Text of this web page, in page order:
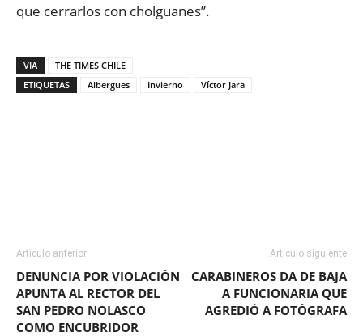
que cerrarlos con cholguanes”.
VIA
THE TIMES CHILE
ETIQUETAS
Albergues Invierno Víctor Jara
Artículo anterior
DENUNCIA POR VIOLACIÓN
APUNTA AL RECTOR DEL
SAN PEDRO NOLASCO
COMO ENCUBRIDOR
Artículo siguiente
CARABINEROS DA DE BAJA
A FUNCIONARIA QUE
AGREDIÓ A FOTÓGRAFA